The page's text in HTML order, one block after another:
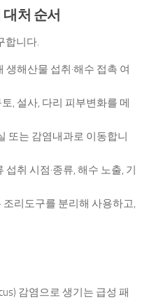
처 순서
합니다.
생해산물 섭취·해수 접촉 여
토, 설사, 다리 피부변화를 메
또는 감염내과로 이동합니
섭취 시점·종류, 해수 노출, 기
조리도구를 분리해 사용하고,
감염으로 생기는 급성 패